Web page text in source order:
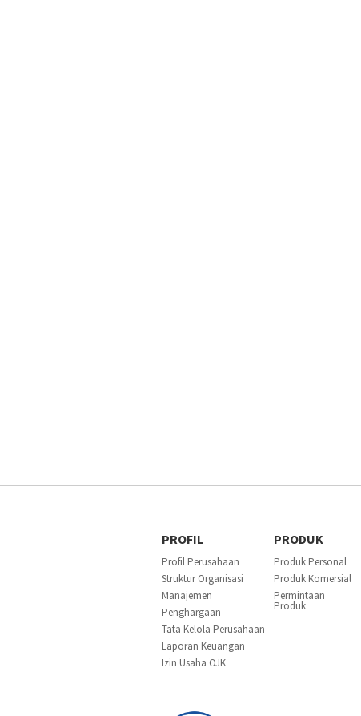
PROFIL
Profil Perusahaan
Struktur Organisasi
Manajemen
Penghargaan
Tata Kelola Perusahaan
Laporan Keuangan
Izin Usaha OJK
PRODUK
Produk Personal
Produk Komersial
Permintaan
Produk